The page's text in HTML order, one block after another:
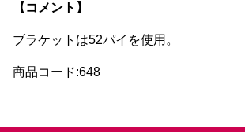
【コメント】
ブラケットは52パイを使用。
商品コード:648